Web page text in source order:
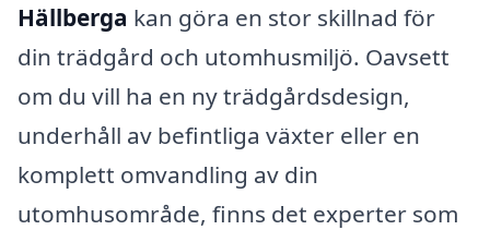
Hällberga kan göra en stor skillnad för
din trädgård och utomhusmiljö. Oavsett
om du vill ha en ny trädgårdsdesign,
underhåll av befintliga växter eller en
komplett omvandling av din
utomhusområde, finns det experter som